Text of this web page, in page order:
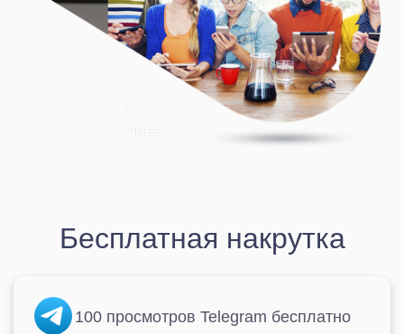
Бесплатная накрутка
100 просмотров Telegram бесплатно